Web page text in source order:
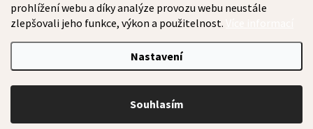
prohlížení webu a díky analýze provozu webu neustále
zlepšovali jeho funkce, výkon a použitelnost.
Nastavení
Souhlasím
PŘIJÍMÁME ONLINE PLATBY
Copyright 2026TOOMOMS. Všechna práva vyhrazena.